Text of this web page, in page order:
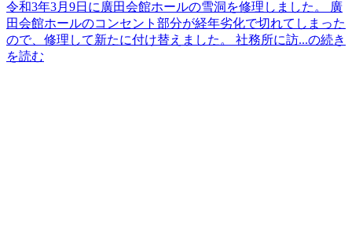
令和3年3月9日に廣田会館ホールの雪洞を修理しました。 廣
田会館ホールのコンセント部分が経年劣化で切れてしまった
ので、修理して新たに付け替えました。 社務所に訪...の続き
を読む